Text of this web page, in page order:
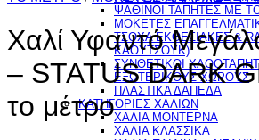
ΨΑΘINΟΙ ΤΑΠΗΤΕΣ ΜΕ
ΜΟΚΕΤΕΣ
ΤΣΟΧΑ ΕΚΘΕΣΙΑΚΕΣ &
ΚΑΟΥΤΣΟΥΚ)
ΣΥΝΘΕΤΙΚΟΙ
ΕΞΩΤΕΡΙΚΟΥΣ ΧΩΡΟΥΣ
ΠΛΑΣΤΙΚΑ ΔΑΠΕΔΑ
ΚΑΤΗΓΟΡΙΕΣ ΧΑΛΙΩΝ
ΧΑΛΙΑ ΜΟΝΤΕΡΝΑ
ΧΑΛΙΑ ΚΛΑΣΣΙΚΑ
Χαλί Υφαντό
– STATUS DARK
το μέτρο